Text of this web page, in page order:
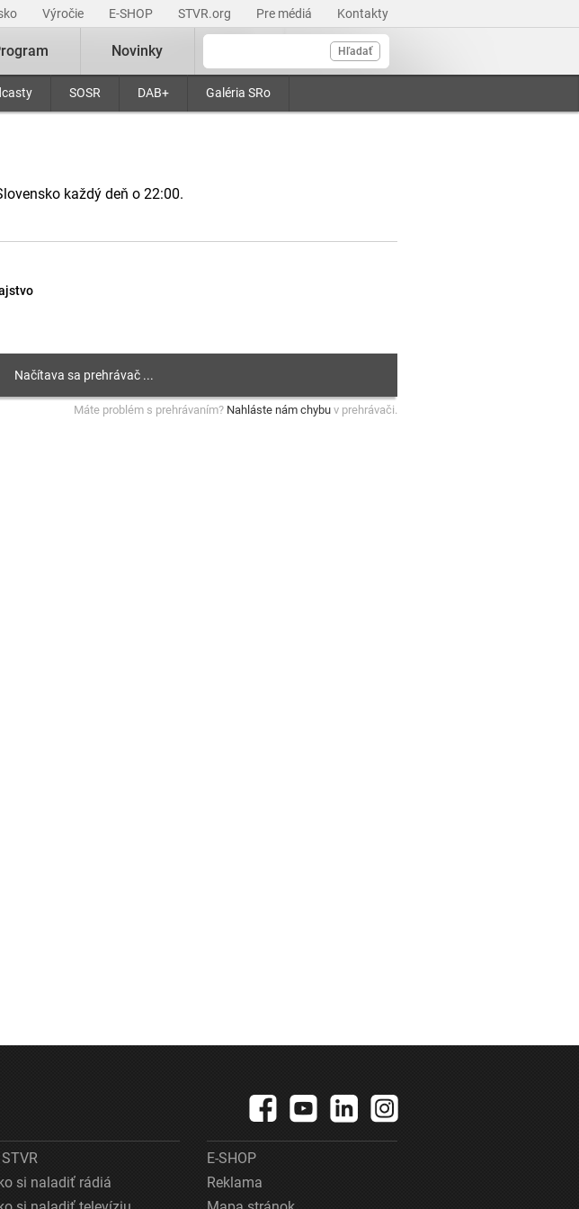
Výročie E-SHOP STVR.org Pre médiá Kontakty
Hľadať
SOSR DAB+ Galéria SRo
Novinky
každý deň o 22:00.
Máte problém s prehrávaním? Nahláste nám chybu v prehrávači.
STVR
si naladiť rádiá
E-SHOP
Reklama